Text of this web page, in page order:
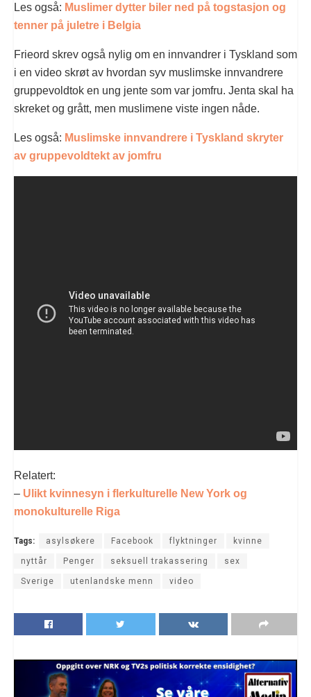
Les også: Muslimer dytter biler ned på togstasjon og
tenner på juletre i Belgia
Frieord skrev også nylig om en innvandrer i Tyskland som
i en video skrøt av hvordan syv muslimske innvandrere
gruppevoldtok en ung jente som var jomfru. Jenta skal ha
skreket og grått, men muslimene viste ingen nåde.
Les også: Muslimske innvandrere i Tyskland skryter
av gruppevoldtekt av jomfru
Relatert:
– Ulikt kvinnesyn i flerkulturelle New York og
monokulturelle Riga
Tags: asylsøkere Facebook flyktninger kvinne
nyttår Penger seksuell trakassering sex
Sverige utenlandske menn video